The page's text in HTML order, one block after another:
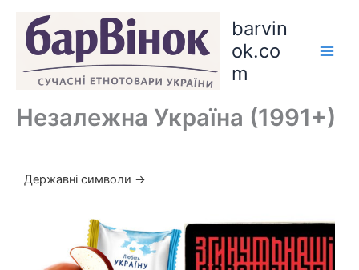
content
barvin
ok.co
m
Незалежна Україна (1991+)
Державні символи →